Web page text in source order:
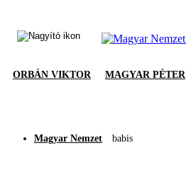
ORBÁN VIKTOR MAGYAR PÉTER
Magyar Nemzet babis